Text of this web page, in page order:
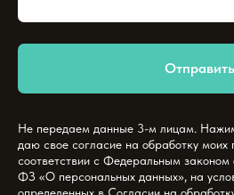
Отправить
Не передаем данные 3-м лицам.
даю свое согласие на обработку моих
соответствии с Федеральным
ФЗ «О персональных данных», на
определенных в Согласии на